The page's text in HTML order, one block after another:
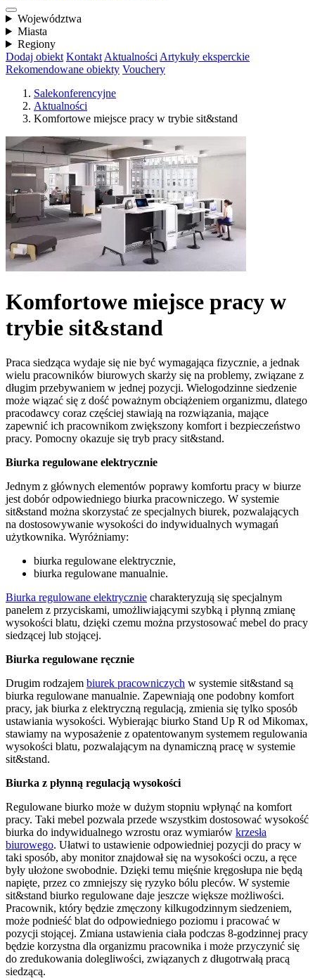
Województwa
Miasta
Regiony
Dodaj obiekt Kontakt Aktualności Artykuły eksperckie
Rekomendowane obiekty Vouchery
Salekonferencyjne
Aktualności
Komfortowe miejsce pracy w trybie sit&stand
Komfortowe miejsce pracy w
trybie sit&stand
Praca siedząca wydaje się nie być wymagająca fizycznie, a jednak
wielu pracowników biurowych skarży się na problemy, związane z
długim przebywaniem w jednej pozycji. Wielogodzinne siedzenie
może wiązać się z dość poważnym obciążeniem organizmu, dlatego
pracodawcy coraz częściej stawiają na rozwiązania, mające
zapewnić ich pracownikom zwiększony komfort i bezpieczeństwo
pracy. Pomocny okazuje się tryb pracy sit&stand.
Biurka regulowane elektrycznie
Jednym z głównych elementów poprawy komfortu pracy w biurze
jest dobór odpowiedniego biurka pracowniczego. W systemie
sit&stand można skorzystać ze specjalnych biurek, pozwalających
na dostosowywanie wysokości do indywidualnych wymagań
użytkownika. Wyróżniamy:
biurka regulowane elektrycznie,
biurka regulowane manualnie.
Biurka regulowane elektrycznie charakteryzują się specjalnym
panelem z przyciskami, umożliwiającymi szybką i płynną zmianę
wysokości blatu, dzięki czemu można przystosować mebel do pracy
siedzącej lub stojącej.
Biurka regulowane ręcznie
Drugim rodzajem biurek pracowniczych w systemie sit&stand są
biurka regulowane manualnie. Zapewniają one podobny komfort
pracy, jak biurka z elektryczną regulacją, zmienia się tylko sposób
ustawiania wysokości. Wybierając biurko Stand Up R od Mikomax,
stawiamy na wyposażenie z opatentowanym systemem regulowania
wysokości blatu, pozwalającym na dynamiczną pracę w systemie
sit&stand.
Biurka z płynną regulacją wysokości
Regulowane biurko może w dużym stopniu wpłynąć na komfort
pracy. Taki mebel pozwala przede wszystkim dostosować wysokość
biurka do indywidualnego wzrostu oraz wymiarów krzesła
biurowego. Ułatwi to ustawienie odpowiedniej pozycji do pracy w
taki sposób, aby monitor znajdował się na wysokości oczu, a ręce
były ułożone swobodnie. Dzięki temu mięśnie kręgosłupa nie będą
napięte, przez co zmniejszy się ryzyko bólu pleców. W systemie
sit&stand biurko regulowane daje jeszcze większe możliwości.
Pracownik, który będzie zmęczony kilkugodzinnym siedzeniem,
może podnieść blat do odpowiedniego poziomu i pracować w
pozycji stojącej. Zmiana ustawienia ciała podczas 8-godzinnej pracy
będzie korzystna dla organizmu pracownika i może przyczynić się
do zredukowania dolegliwości, związanych z długotrwałą pracą
siedzącą.